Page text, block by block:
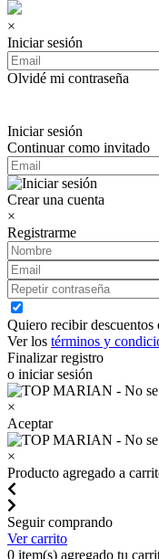
×
Iniciar sesión
Olvidé mi contraseña
Iniciar sesión
Continuar como invitado
Crear una cuenta
×
Registrarme
Quiero recibir
Ver los términos y
Finalizar registro
o iniciar sesión
×
Aceptar
×
Producto agregado a
Seguir comprando
Ver carrito
0 item(s) agregado tu